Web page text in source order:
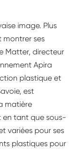
image. Plus
montrer ses
Matter, directeur
Apira
plastique et
est
matière
en tant que sous-
variées pour ses
plastiques pour